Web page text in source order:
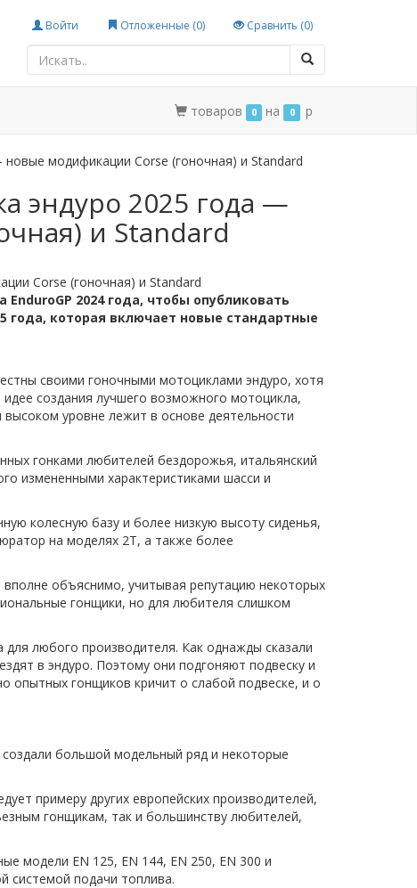
Войти Отложенные (0) Сравнить (0)
товаров 0 на 0 p
модификации Corse (гоночная) и Standard
эндуро 2025 года —
и Standard
Corse (гоночная) и Standard
2024 года, чтобы опубликовать
которая включает новые стандартные
своими гоночными мотоциклами эндуро, хотя
создания лучшего возможного мотоцикла,
уровне лежит в основе деятельности
гонками любителей бездорожья, итальянский
измененными характеристиками шасси и
колесную базу и более низкую высоту сиденья,
на моделях 2T, а также более
объяснимо, учитывая репутацию некоторых
гонщики, но для любителя слишком
любого производителя. Как однажды сказали
в эндуро. Поэтому они подгоняют подвеску и
опытных гонщиков кричит о слабой подвеске, и о
большой модельный ряд и некоторые
примеру других европейских производителей,
гонщикам, так и большинству любителей,
модели EN 125, EN 144, EN 250, EN 300 и
системой подачи топлива.